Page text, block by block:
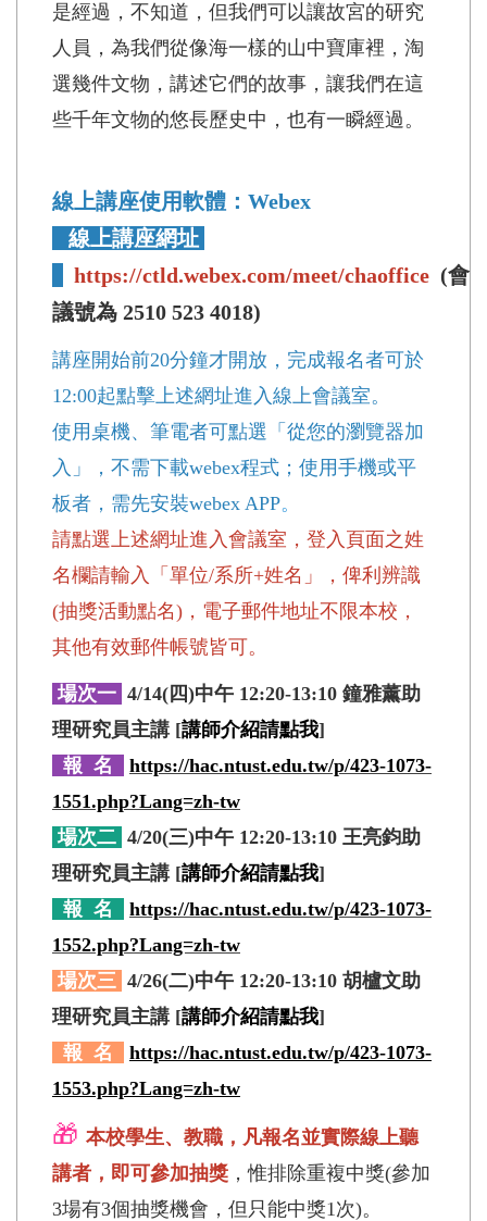
是經過，不知道，但我們可以讓故宮的研究
人員，為我們從像海一樣的山中寶庫裡，淘
選幾件文物，講述它們的故事，讓我們在這
些千年文物的悠長歷史中，也有一瞬經過。
線上講座使用軟體：Webex
線上講座網址
https://ctld.webex.com/meet/chaoffice (會
議號為 2510 523 4018)
講座開始前20分鐘才開放，完成報名者可於
12:00起點擊上述網址進入線上會議室。
使用桌機、筆電者可點選「從您的瀏覽器加
入」，不需下載webex程式；使用手機或平
板者，需先安裝webex APP。
請點選上述網址進入會議室，登入頁面之姓
名欄請輸入「單位/系所+姓名」，俾利辨識
(抽獎活動點名)，電子郵件地址不限本校，
其他有效郵件帳號皆可。
場次一 4/14(四)中午 12:20-13:10 鐘雅薰助
理研究員主講 [講師介紹請點我]
報 名
https://hac.ntust.edu.tw/p/423-1073-
1551.php?Lang=zh-tw
場次二 4/20(三)中午 12:20-13:10 王亮鈞助
理研究員主講 [講師介紹請點我]
報 名
https://hac.ntust.edu.tw/p/423-1073-
1552.php?Lang=zh-tw
場次三 4/26(二)中午 12:20-13:10 胡櫨文助
理研究員主講 [講師介紹請點我]
報 名
https://hac.ntust.edu.tw/p/423-1073-
1553.php?Lang=zh-tw
🎁 本校學生、教職，凡報名並實際線上聽
講者，即可參加抽獎 ，惟排除重複中獎(參加
3場有3個抽獎機會，但只能中獎1次)。